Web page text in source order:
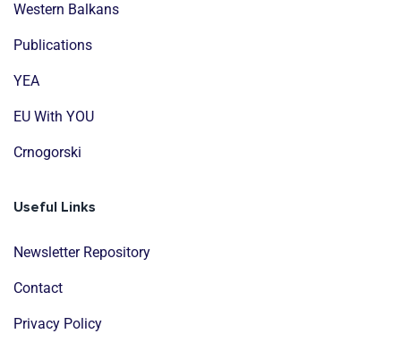
Western Balkans
Publications
YEA
EU With YOU
Crnogorski
Useful Links
Newsletter Repository
Contact
Privacy Policy